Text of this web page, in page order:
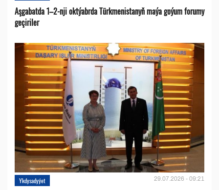
Aşgabatda 1–2-nji oktýabrda Türkmenistanyň maýa goýum forumy
geçiriler
Ykdysadyýet 29.07.2026 - 09:21